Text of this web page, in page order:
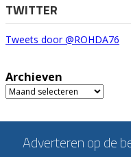
TWITTER
Tweets door @ROHDA76
Archieven
Archieven
Adverteren op de